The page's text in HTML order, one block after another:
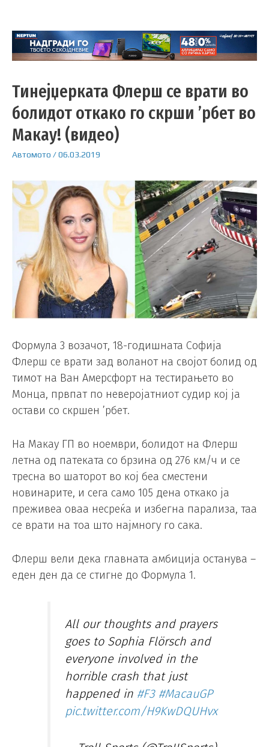
Тинејџерката Флерш се врати во
болидот откако го скрши ’рбет во
Макау! (видео)
Автомото /06.03.2019
Формула 3 возачот, 18-годишната Софија
Флерш се врати зад воланот на својот болид од
тимот на Ван Амерсфорт на тестирањето во
Монца, првпат по неверојатниот судир кој ја
остави со скршен ’рбет.
На Макау ГП во ноември, болидот на Флерш
летна од патеката со брзина од 276 км/ч и се
тресна во шаторот во кој беа сместени
новинарите, и сега само 105 дена откако ја
преживеа оваа несреќа и избегна парализа, таа
се врати на тоа што најмногу го сака.
Флерш вели дека главната амбиција останува –
еден ден да се стигне до Формула 1.
All our thoughts and prayers
goes to Sophia Flörsch and
everyone involved in the
horrible crash that just
happened in #F3 #MacauGP
pic.twitter.com/H9KwDQUHvx